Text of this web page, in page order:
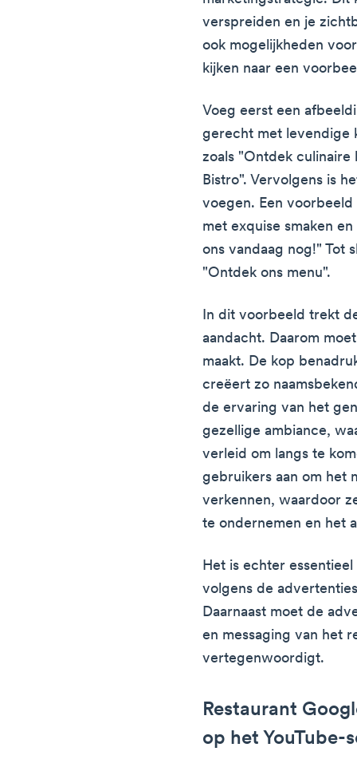
verspreiden en je
ook mogelijkheden
kijken naar een
Voeg eerst een
gerecht met levendige
zoals "Ontdek culinaire
Bistro". Vervolgens is
voegen. Een
met exquise smaken
ons vandaag nog!" Tot
"Ontdek ons menu".
In dit voorbeeld trekt
aandacht. Daarom
maakt. De kop
creëert zo
de ervaring van het
gezellige ambiance,
verleid om langs te
gebruikers aan om het
verkennen, waardoor
te ondernemen en het
Het is echter
volgens de
Daarnaast moet de
en messaging van het
vertegenwoordigt.
Restaurant
op het YouTube-